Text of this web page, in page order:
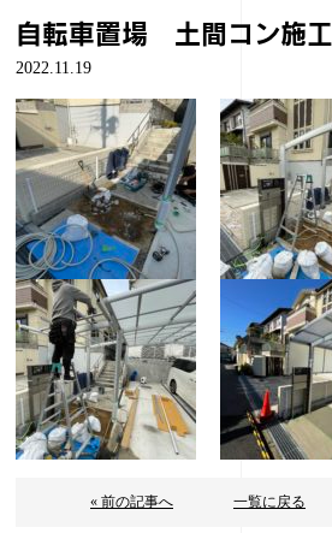
自転車置場 土間コン施工
2022.11.19
« 前の記事へ 一覧に戻る